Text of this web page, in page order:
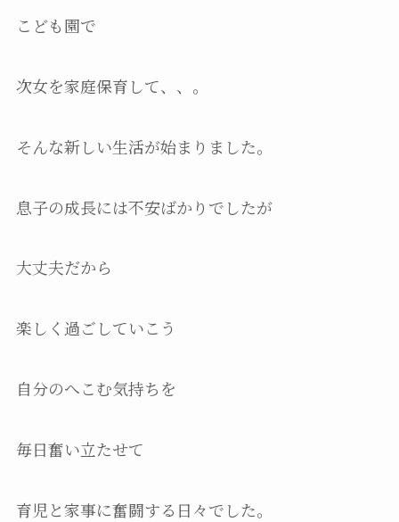
こども園で
次女を家庭保育して、、。
そんな新しい生活が始まりました。
息子の成長には不安ばかりでしたが
大丈夫だから
楽しく過ごしていこう
自分のへこむ気持ちを
毎日奮い立たせて
育児と家事に奮闘する日々でした。